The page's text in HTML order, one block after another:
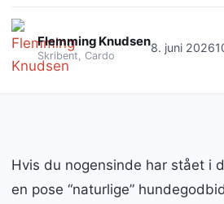
Flemming Knudsen
Skribent, Cardo
8. juni 2026
Hvis du nogensinde har stået i
en pose “naturlige”